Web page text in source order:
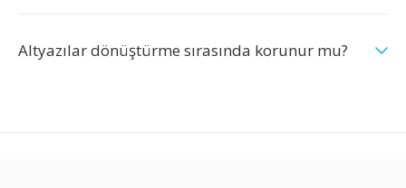
Altyazılar dönüştürme sırasında korunur mu?